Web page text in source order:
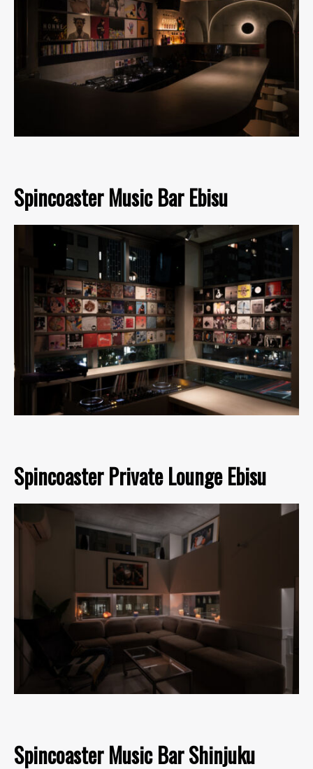
Spincoaster Music Bar Ebisu
Spincoaster Private Lounge Ebisu
Spincoaster Music Bar Shinjuku